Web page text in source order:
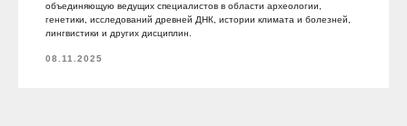
объединяющую ведущих специалистов в области археологии,
генетики, исследований древней ДНК, истории климата и болезней,
лингвистики и других дисциплин.
08.11.2025